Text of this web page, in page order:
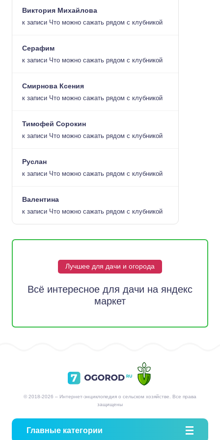
Виктория Михайлова
к записи Что можно сажать рядом с клубникой
Серафим
к записи Что можно сажать рядом с клубникой
Смирнова Ксения
к записи Что можно сажать рядом с клубникой
Тимофей Сорокин
к записи Что можно сажать рядом с клубникой
Руслан
к записи Что можно сажать рядом с клубникой
Валентина
к записи Что можно сажать рядом с клубникой
Лучшее для дачи и огорода
Всё интересное для дачи на яндекс
маркет
© 2018-2026 – Интернет-энциклопедия о сельском хозяйстве. Все права
защищены
Главные категории